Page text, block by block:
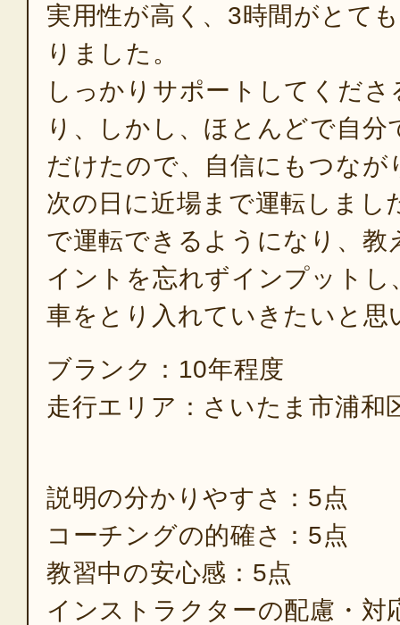
実用性が高く、3時間がとて
りました。
しっかりサポートしてくだ
り、しかし、ほとんどで自分
だけたので、自信にもつなが
次の日に近場まで運転しまし
で運転できるようになり、教
イントを忘れずインプットし
車をとり入れていきたいと思
ブランク：10年程度
走行エリア：さいたま市浦和
説明の分かりやすさ：5点
コーチングの的確さ：5点
教習中の安心感：5点
インストラクターの配慮・対